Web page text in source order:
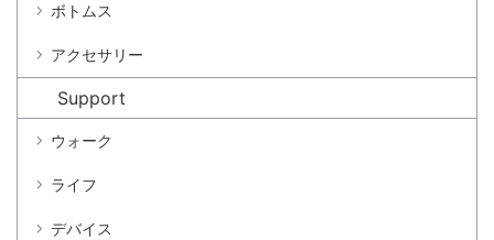
ボトムス
アクセサリー
Support
ウォーク
ライフ
デバイス